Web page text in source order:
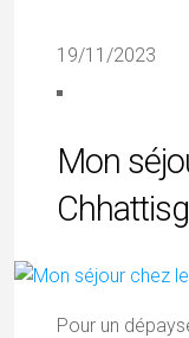
19/11/2023
Mon
Pour un